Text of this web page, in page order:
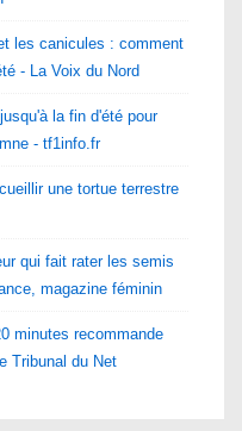
les canicules : comment
- La Voix du Nord
la fin d'été pour
- tf1info.fr
une tortue terrestre
qui fait rater les semis
magazine féminin
minutes recommande
Tribunal du Net